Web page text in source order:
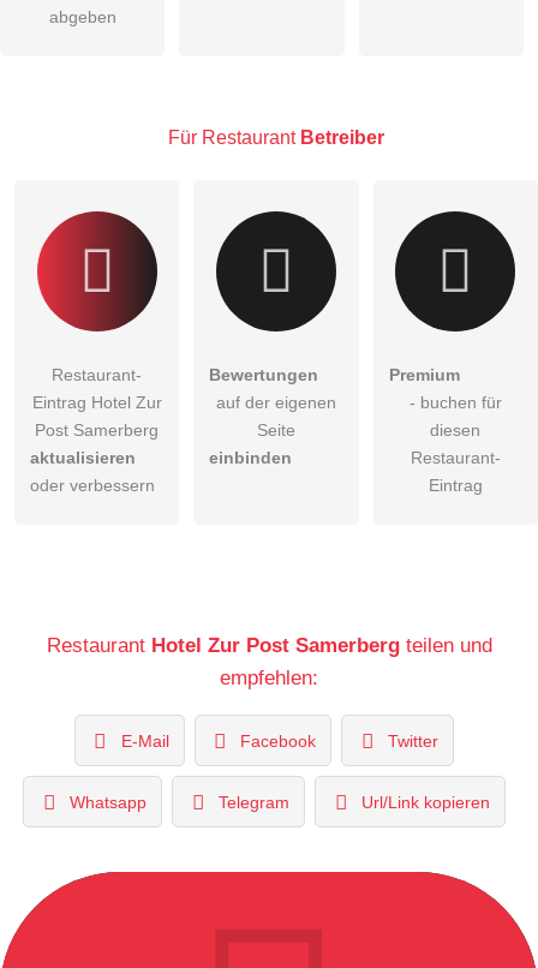
Restaurant-Eintrag zu stellen.
abgeben
Für Restaurant Betreiber
Restaurant-
Eintrag Hotel Zur
Post Samerberg
aktualisieren
oder verbessern
Bewertungen
auf der eigenen
Seite
einbinden
Premium
- buchen für
diesen
Restaurant-
Eintrag
Restaurant Hotel Zur Post Samerbergteilen und
empfehlen:
E-Mail Facebook Twitter
Whatsapp Telegram Url/Link kopieren